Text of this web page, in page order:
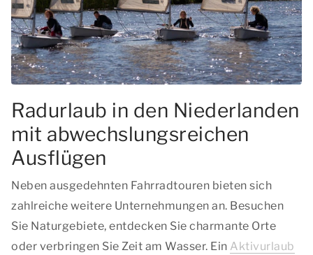
Radurlaub in den Niederlanden
mit abwechslungsreichen
Ausflügen
Neben ausgedehnten Fahrradtouren bieten sich
zahlreiche weitere Unternehmungen an. Besuchen
Sie Naturgebiete, entdecken Sie charmante Orte
oder verbringen Sie Zeit am Wasser. Ein Aktivurlaub